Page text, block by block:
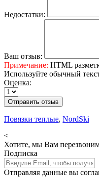
Недостатки:
Ваш отзыв:
Примечание: HTML
Используйте обычный
Оценка:
Отправить отзыв
Повязки теплые, NordSki
<
Хотите, мы Вам
Подписка
Отправляя данные вы